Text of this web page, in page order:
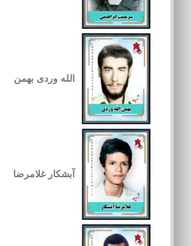
الله وردی بهمن
آبشکار غلامرضا